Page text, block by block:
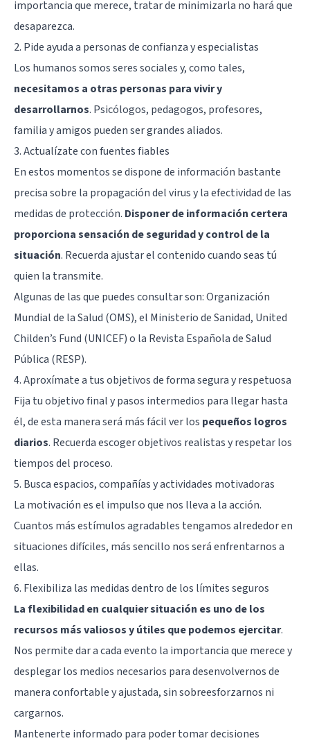
importancia que merece, tratar de minimizarla no hará que
desaparezca.
2. Pide ayuda a personas de confianza y especialistas
Los humanos somos seres sociales y, como tales,
necesitamos a otras personas para vivir y
desarrollarnos. Psicólogos, pedagogos, profesores,
familia y amigos pueden ser grandes aliados.
3. Actualízate con fuentes fiables
En estos momentos se dispone de información bastante
precisa sobre la propagación del virus y la efectividad de las
medidas de protección. Disponer de información certera
proporciona sensación de seguridad y control de la
situación. Recuerda ajustar el contenido cuando seas tú
quien la transmite.
Algunas de las que puedes consultar son: Organización
Mundial de la Salud (OMS), el Ministerio de Sanidad, United
Childen’s Fund (UNICEF) o la Revista Española de Salud
Pública (RESP).
4. Aproxímate a tus objetivos de forma segura y respetuosa
Fija tu objetivo final y pasos intermedios para llegar hasta
él, de esta manera será más fácil ver los pequeños logros
diarios. Recuerda escoger objetivos realistas y respetar los
tiempos del proceso.
5. Busca espacios, compañías y actividades motivadoras
La motivación es el impulso que nos lleva a la acción.
Cuantos más estímulos agradables tengamos alrededor en
situaciones difíciles, más sencillo nos será enfrentarnos a
ellas.
6. Flexibiliza las medidas dentro de los límites seguros
La flexibilidad en cualquier situación es uno de los
recursos más valiosos y útiles que podemos ejercitar.
Nos permite dar a cada evento la importancia que merece y
desplegar los medios necesarios para desenvolvernos de
manera confortable y ajustada, sin sobreesforzarnos ni
cargarnos.
Mantenerte informado para poder tomar decisiones